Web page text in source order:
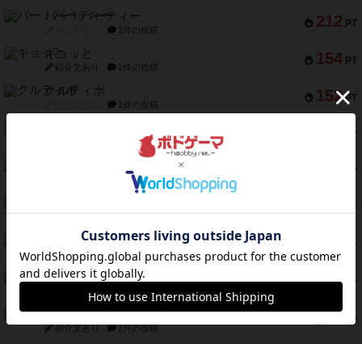
212 PT
バー！パーティー
1件の投稿
154 PT
ギョッと
紹介文あり 1件の投稿
152 PT
クルティボ
1件の投稿
PT
1件の投稿
PT
ドブル：ポケットモンスター
4件の投稿
PT
紹介文なし 5件の投稿
PT
ファースト・イン・フライト
紹介文あり 3件の投稿
88 PT
ダイススローン
PT
ガルフストライク
紹介文あり 1件の投稿